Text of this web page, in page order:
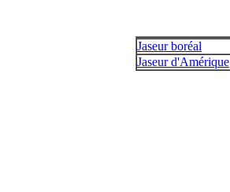
Jaseur boréal
Jaseur d'Amérique